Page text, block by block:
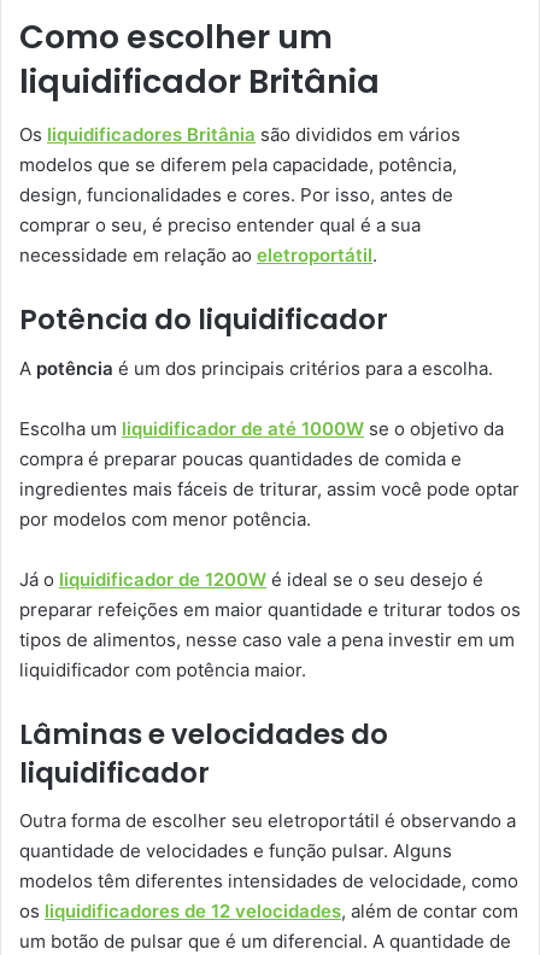
Como escolher um
liquidificador Britânia
Os liquidificadores Britânia são divididos em vários
modelos que se diferem pela capacidade, potência,
design, funcionalidades e cores. Por isso, antes de
comprar o seu, é preciso entender qual é a sua
necessidade em relação ao eletroportátil.
Potência do liquidificador
A potência é um dos principais critérios para a escolha.
Escolha um liquidificador de até 1000W se o objetivo da
compra é preparar poucas quantidades de comida e
ingredientes mais fáceis de triturar, assim você pode optar
por modelos com menor potência.
Já o liquidificador de 1200W é ideal se o seu desejo é
preparar refeições em maior quantidade e triturar todos os
tipos de alimentos, nesse caso vale a pena investir em um
liquidificador com potência maior.
Lâminas e velocidades do
liquidificador
Outra forma de escolher seu eletroportátil é observando a
quantidade de velocidades e função pulsar. Alguns
modelos têm diferentes intensidades de velocidade, como
os liquidificadores de 12 velocidades, além de contar com
um botão de pulsar que é um diferencial. A quantidade de